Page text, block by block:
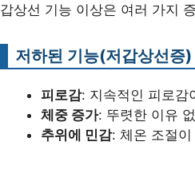
갑상선 기능 이상은 여러 가지
저하된 기능(저갑상선증)
피로감: 지속적인 피로감
체중 증가: 뚜렷한 이유
추위에 민감: 체온 조절